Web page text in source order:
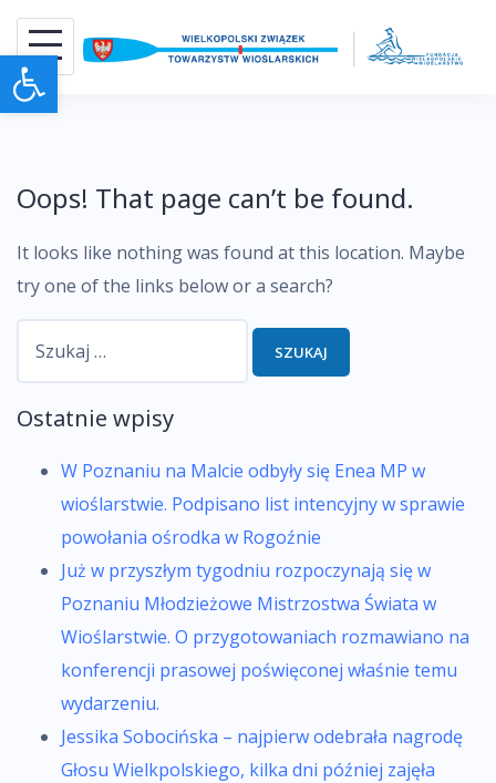
Otwórz pasek narzędzi
Skip
content
Oops! That page can’t be found.
It looks like nothing was found at this location. Maybe
try one of the links below or a search?
Ostatnie wpisy
W Poznaniu na Malcie odbyły się Enea MP w
wioślarstwie. Podpisano list intencyjny w sprawie
powołania ośrodka w Rogoźnie
Już w przyszłym tygodniu rozpoczynają się w
Poznaniu Młodzieżowe Mistrzostwa Świata w
Wioślarstwie. O przygotowaniach rozmawiano na
konferencji prasowej poświęconej właśnie temu
wydarzeniu.
Jessika Sobocińska – najpierw odebrała nagrodę
Głosu Wielkpolskiego, kilka dni później zajęła